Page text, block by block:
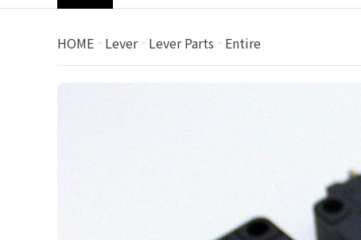
HOME > Lever> Lever Parts > Entire